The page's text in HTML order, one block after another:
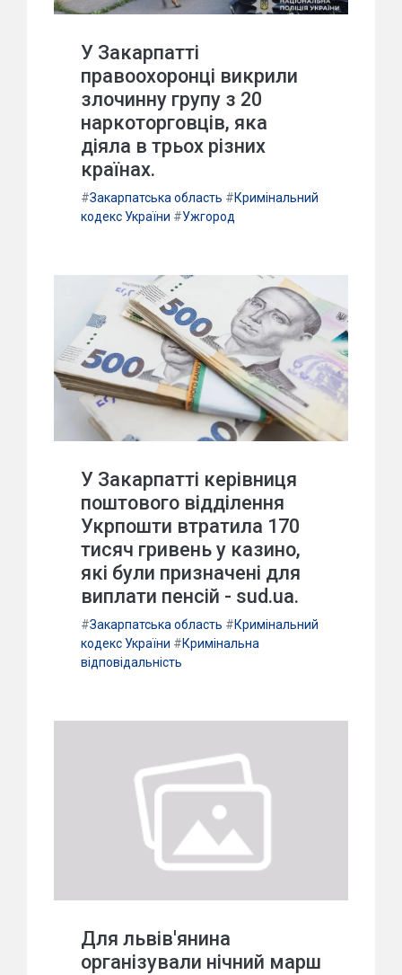
У Закарпатті
правоохоронці викрили
злочинну групу з 20
наркоторговців, яка
діяла в трьох різних
країнах.
#Закарпатська область #Кримінальний
кодекс України #Ужгород
У Закарпатті керівниця
поштового відділення
Укрпошти втратила 170
тисяч гривень у казино,
які були призначені для
виплати пенсій - sud.ua.
#Закарпатська область #Кримінальний
кодекс України #Кримінальна
відповідальність
Для львів'янина
організували нічний марш